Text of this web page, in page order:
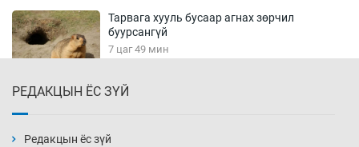
Тарвага хууль бусаар агнах зөрчил
буурсангүй
7 цаг 49 мин
8 цаг 19 мин
РЕДАКЦЫН ЁС ЗҮЙ
Редакцын ёс зүй